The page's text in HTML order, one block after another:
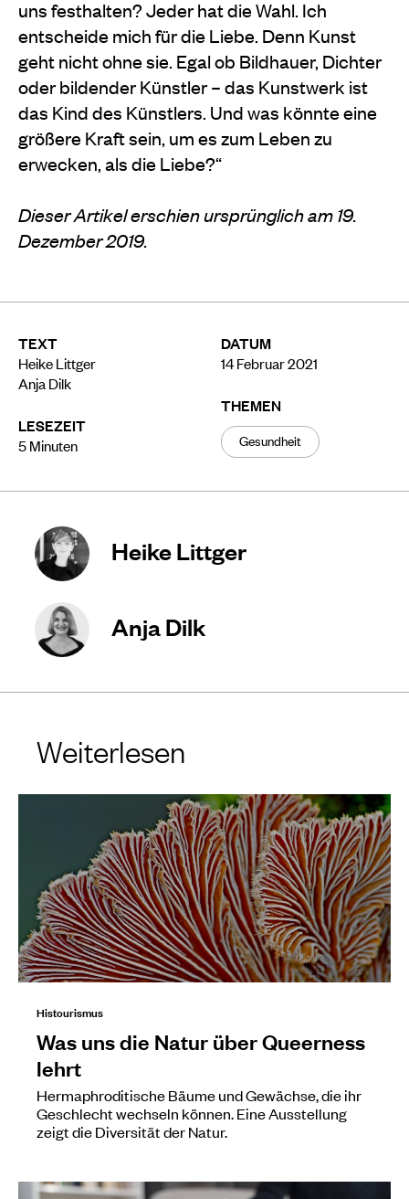
TEXT
Heike Littger
Anja Dilk
LESEZEIT
5Minuten
DATUM
14 Februar 2021
THEMEN
Gesundheit
uns festhalten? Jeder hat die Wahl. Ich
entscheide mich für die Liebe. Denn Kunst
geht nicht ohne sie. Egal ob Bildhauer, Dichter
oder bildender Künstler – das Kunstwerk ist
das Kind des Künstlers. Und was könnte eine
größere Kraft sein, um es zum Leben zu
erwecken, als die Liebe?“
Dieser Artikel erschien ursprünglich am 19.
Dezember 2019.
Heike Littger
Anja Dilk
Weiterlesen
Histourismus
Was uns die Natur über Queerness
lehrt
Hermaphroditische Bäume und Gewächse, die ihr
Geschlecht wechseln können. Eine Ausstellung
zeigt die Diversität der Natur.